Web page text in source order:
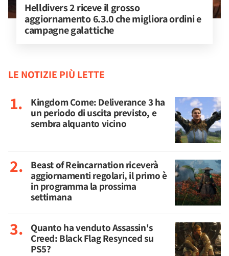
Helldivers 2 riceve il grosso
aggiornamento 6.3.0 che migliora ordini e
campagne galattiche
LE NOTIZIE PIÙ LETTE
Kingdom Come: Deliverance 3 ha
un periodo di uscita previsto, e
sembra alquanto vicino
Beast of Reincarnation riceverà
aggiornamenti regolari, il primo è
in programma la prossima
settimana
Quanto ha venduto Assassin's
Creed: Black Flag Resynced su
PS5?